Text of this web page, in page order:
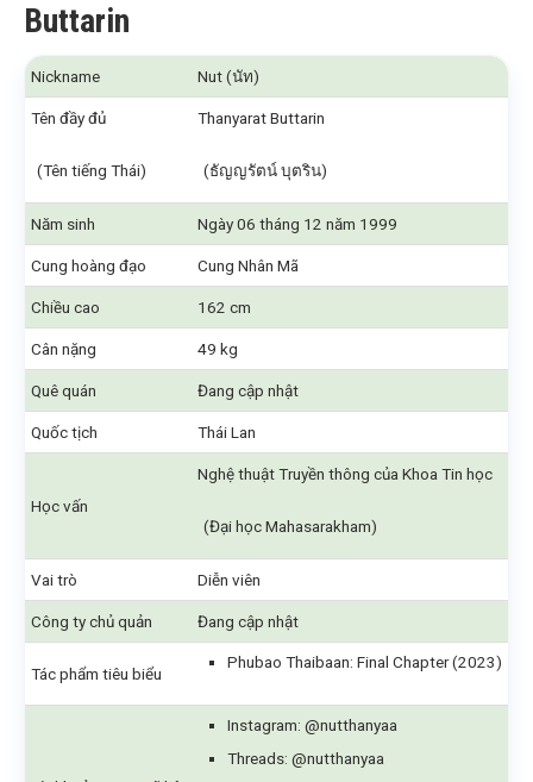
Buttarin
Nickname Nut (นัท)
Tên đầy đủ
(Tên tiếng Thái)
Thanyarat Buttarin
(ธัญญรัตน์ บุตริน)
Năm sinh Ngày 06 tháng 12 năm 1999
Cung hoàng đạo Cung Nhân Mã
Chiều cao 162 cm
Cân nặng 49 kg
Quê quán Đang cập nhật
Quốc tịch Thái Lan
Học vấn
Nghệ thuật Truyền thông của Khoa Tin học
(Đại học Mahasarakham)
Vai trò Diễn viên
Công ty chủ quản Đang cập nhật
Tác phẩm tiêu biểu
Phubao Thaibaan: Final Chapter (2023)
Instagram: @nutthanyaa
Threads: @nutthanyaa